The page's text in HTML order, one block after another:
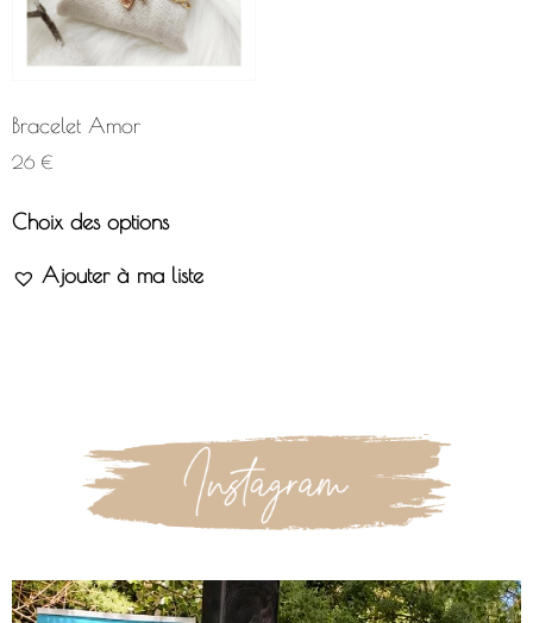
Bracelet Amor
26 €
Choix des options
Ajouter à ma liste